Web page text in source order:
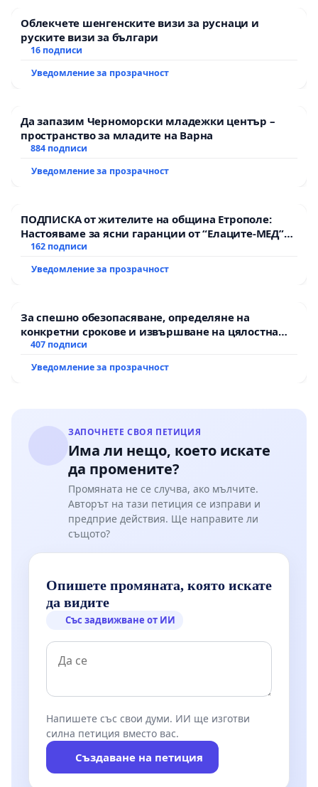
Облекчете шенгенските визи за руснаци и
руските визи за българи
16 подписи
Уведомление за прозрачност
Да запазим Черноморски младежки център –
пространство за младите на Варна
884 подписи
Уведомление за прозрачност
ПОДПИСКА от жителите на община Етрополе:
Настояваме за ясни гаранции от “Елаците-МЕД”
АД и от държавата, че ще се изпълнят всички
162 подписи
Уведомление за прозрачност
За спешно обезопасяване, определяне на
конкретни срокове и извършване на цялостна
рехабилитация на републиканския път между
Мирово - к.к. Момин проход
407 подписи
Уведомление за прозрачност
ЗАПОЧНЕТЕ СВОЯ ПЕТИЦИЯ
Има ли нещо, което искате
да промените?
Промяната не се случва, ако мълчите.
Авторът на тази петиция се изправи и
предприе действия. Ще направите ли
същото?
Опишете промяната, която искате
да видите
Със задвижване от ИИ
Напишете със свои думи. ИИ ще изготви
силна петиция вместо вас.
Създаване на петиция